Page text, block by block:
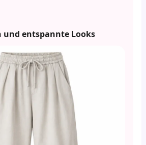
und entspannte Looks